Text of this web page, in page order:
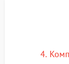
4.